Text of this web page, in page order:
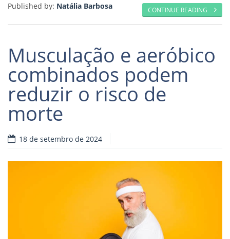
CONTINUE READING
Published by: Natália Barbosa
Musculação e aeróbico
combinados podem
reduzir o risco de
morte
18 de setembro de 2024